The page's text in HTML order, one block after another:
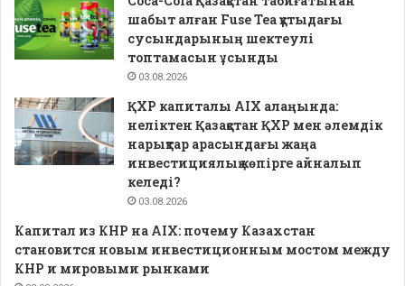
шабыт алған Fuse Tea құтыдағы
сусындарының шектеулі
топтамасын ұсынды
03.08.2026
ҚХР капиталы AIX алаңында:
неліктен Қазақстан ҚХР мен әлемдік
нарықтар арасындағы жаңа
инвестициялық көпірге айналып
келеді?
03.08.2026
Капитал из КНР на AIX: почему Казахстан
становится новым инвестиционным мостом между
КНР и мировыми рынками